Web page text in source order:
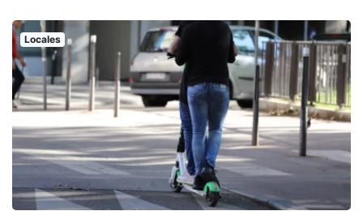
Locales